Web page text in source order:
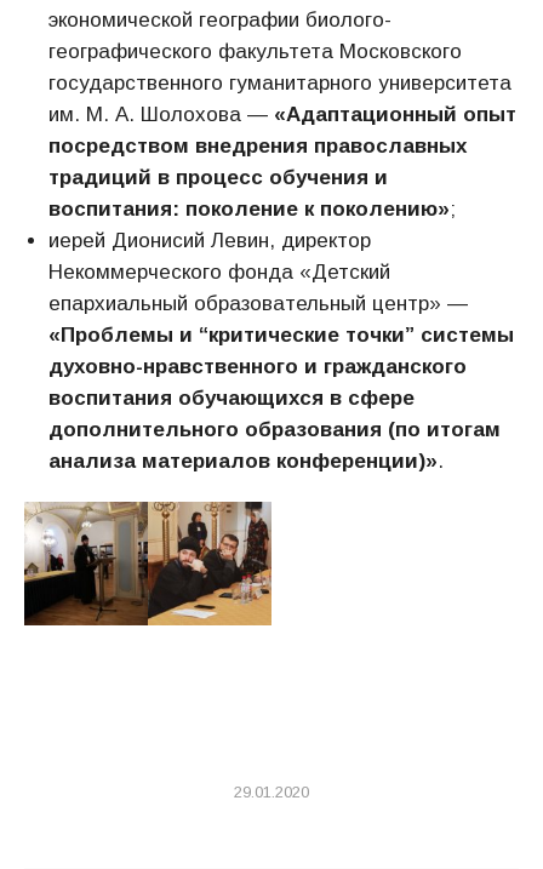
экономической географии биолого-
географического факультета Московского
государственного гуманитарного университета
им. М. А. Шолохова — «Адаптационный опыт
посредством внедрения православных
традиций в процесс обучения и
воспитания: поколение к поколению»;
иерей Дионисий Левин, директор
Некоммерческого фонда «Детский
епархиальный образовательный центр» —
«Проблемы и “критические точки” системы
духовно-нравственного и гражданского
воспитания обучающихся в сфере
дополнительного образования (по итогам
анализа материалов конференции)».
29.01.2020